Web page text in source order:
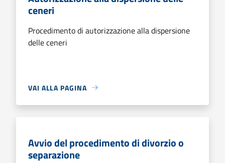
ceneri
Procedimento di autorizzazione alla dispersione
delle ceneri
VAI ALLA PAGINA
Avvio del procedimento di divorzio o
separazione